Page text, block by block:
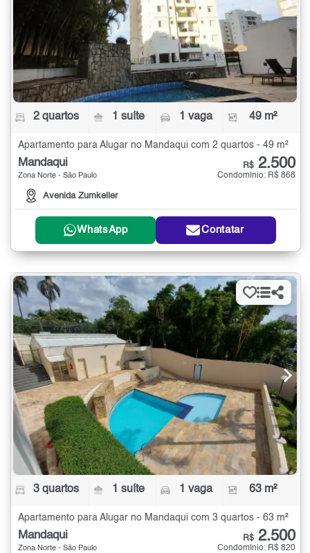
2 quartos 1 suíte 1 vaga 49 m²
Apartamento para Alugar no Mandaqui com 2 quartos - 49 m²
Mandaqui
Zona Norte - São Paulo
Avenida Zumkeller
R$ 2.500
Condomínio: R$ 868
WhatsApp Contatar
3 quartos 1 suíte 1 vaga 63 m²
Apartamento para Alugar no Mandaqui com 3 quartos - 63 m²
Mandaqui
Zona Norte - São Paulo
R$ 2.500
Condomínio: R$ 820